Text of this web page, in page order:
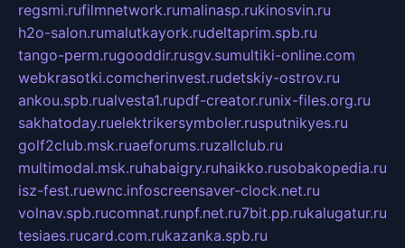
regsmi.rufilmnetwork.rumalinasp.rukinosvin.ru
h2o-salon.rumalutkayork.rudeltaprim.spb.ru
tango-perm.rugooddir.rusgv.sumultiki-online.com
webkrasotki.comcherinvest.rudetskiy-ostrov.ru
ankou.spb.rualvesta1.rupdf-creator.runix-files.org.ru
sakhatoday.ruelektrikersymboler.rusputnikyes.ru
golf2club.msk.ruaeforums.ruzallclub.ru
multimodal.msk.ruhabaigry.ruhaikko.rusobakopedia.ru
isz-fest.ruewnc.infoscreensaver-clock.net.ru
volnav.spb.rucomnat.runpf.net.ru7bit.pp.rukalugatur.ru
tesiaes.rucard.com.rukazanka.spb.ru